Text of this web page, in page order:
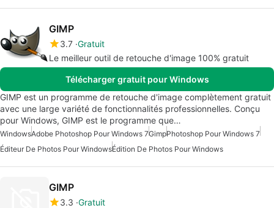
GIMP
3.7 Gratuit
Le meilleur outil de retouche d'image 100% gratuit
Télécharger gratuit pour Windows
GIMP est un programme de retouche d'image complètement gratuit
avec une large variété de fonctionnalités professionnelles. Conçu
pour Windows, GIMP est le programme que…
WindowsAdobe Photoshop Pour Windows 7GimpPhotoshop Pour Windows 7
Éditeur De Photos Pour WindowsÉdition De Photos Pour Windows
GIMP
3.3 Gratuit